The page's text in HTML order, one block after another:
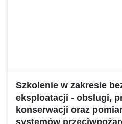
Szkolenie w zakresie
eksploatacji - obsługi,
konserwacji oraz
systemów